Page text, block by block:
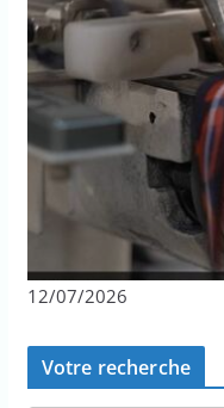
12/07/2026
Votre recherche